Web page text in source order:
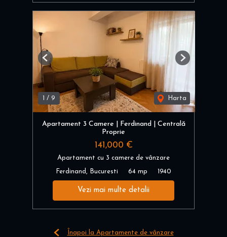
1 / 9 Harta
Previous Next
Apartament 3 Camere | Ferdinand | Centrală
Proprie
141,000 €
Apartament cu 3 camere de vânzare
Ferdinand, Bucuresti 64 mp 1940
Vezi mai multe detalii
Înapoi la Apartamente de vânzare